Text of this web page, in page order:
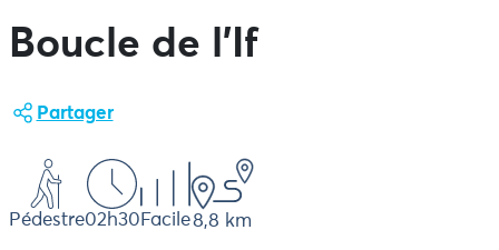
Boucle de l'If
Partager
Pédestre02h30 Facile8,8 km